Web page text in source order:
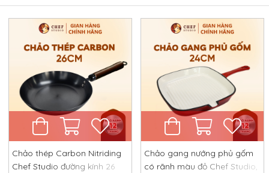
Chảo thép Carbon Nitriding
Chef Studio đường kính 26
Chảo gang nướng phủ gốm
có rãnh màu đỏ Chef Studio,